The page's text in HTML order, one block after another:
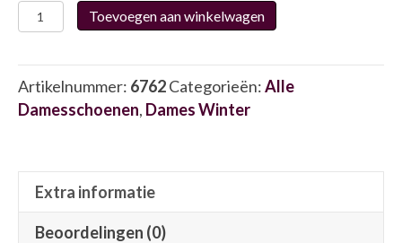
Waldläufer
831004
aantal
Toevoegen aan winkelwagen
Artikelnummer: 6762Categorieën:Alle
Damesschoenen, Dames Winter
Extra informatie
Beoordelingen (0)